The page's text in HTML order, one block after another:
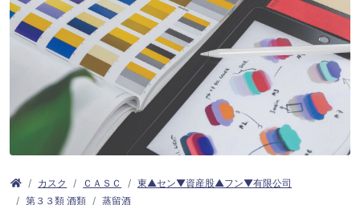
カスク ＣＡＳＣ
東▲セン▼資産股▲フン▼有限公司
第３３類 酒類
蒸留酒